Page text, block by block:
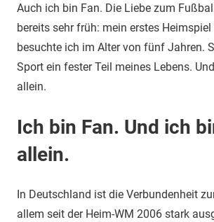
Auch ich bin Fan. Die Liebe zum
bereits sehr früh: mein erstes Heimspiel
besuchte ich im Alter von fünf Jahren.
Sport ein fester Teil meines Lebens.
allein.
Ich bin Fan. Und ich
allein.
In Deutschland ist die Verbundenheit
allem seit der Heim-WM 2006 stark